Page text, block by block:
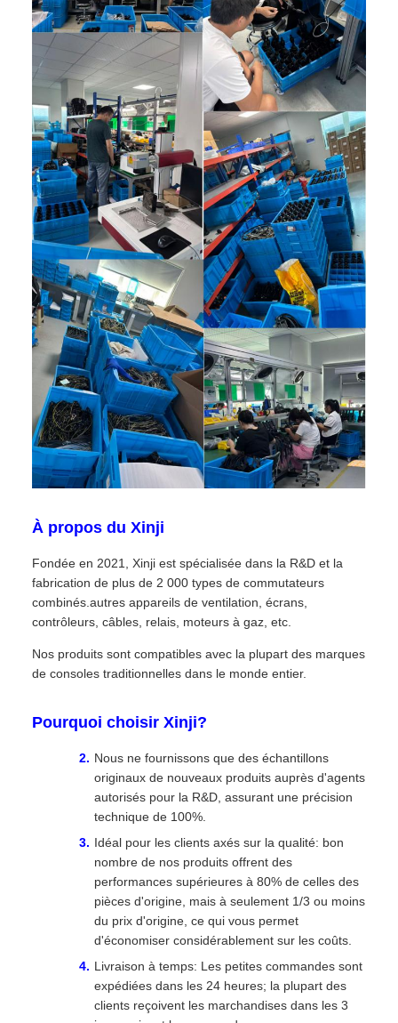
À propos du Xinji
Fondée en 2021, Xinji est spécialisée dans la R&D et la
fabrication de plus de 2 000 types de commutateurs
combinés.autres appareils de ventilation, écrans,
contrôleurs, câbles, relais, moteurs à gaz, etc.
Nos produits sont compatibles avec la plupart des marques
de consoles traditionnelles dans le monde entier.
Pourquoi choisir Xinji?
Nous ne fournissons que des échantillons
originaux de nouveaux produits auprès d'agents
autorisés pour la R&D, assurant une précision
technique de 100%.
Idéal pour les clients axés sur la qualité: bon
nombre de nos produits offrent des
performances supérieures à 80% de celles des
pièces d'origine, mais à seulement 1/3 ou moins
du prix d'origine, ce qui vous permet
d'économiser considérablement sur les coûts.
Livraison à temps: Les petites commandes sont
expédiées dans les 24 heures; la plupart des
clients reçoivent les marchandises dans les 3